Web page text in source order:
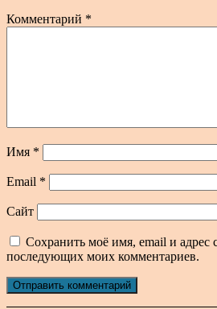
Комментарий *
Имя *
Email *
Сайт
Сохранить моё имя, email и адрес
последующих моих комментариев.